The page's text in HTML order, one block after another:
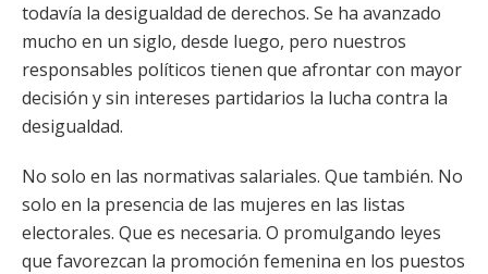
todavía la desigualdad de derechos. Se ha avanzado
mucho en un siglo, desde luego, pero nuestros
responsables políticos tienen que afrontar con mayor
decisión y sin intereses partidarios la lucha contra la
desigualdad.
No solo en las normativas salariales. Que también. No
solo en la presencia de las mujeres en las listas
electorales. Que es necesaria. O promulgando leyes
que favorezcan la promoción femenina en los puestos